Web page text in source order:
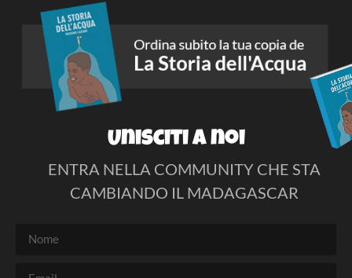
Unisciti a noi
ENTRA NELLA COMMUNITY CHE STA
CAMBIANDO IL MADAGASCAR